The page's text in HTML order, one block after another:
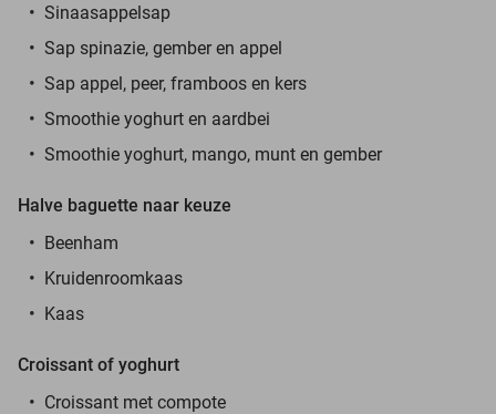
Sinaasappelsap
Sap spinazie, gember en appel
Sap appel, peer, framboos en kers
Smoothie yoghurt en aardbei
Smoothie yoghurt, mango, munt en gember
Halve baguette naar keuze
Beenham
Kruidenroomkaas
Kaas
Croissant of yoghurt
Croissant met compote